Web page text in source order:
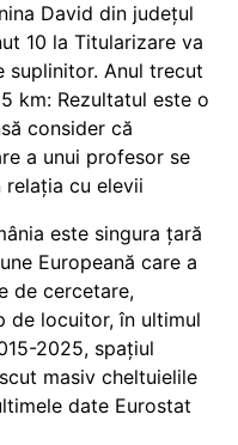
David din județul
10 la Titularizare va
suplinitor. Anul trecut
km: Rezultatul este o
consider că
a unui profesor se
relația cu elevii
este singura țară
Europeană care a
de cercetare,
de locuitor, în ultimul
2025, spațiul
masiv cheltuielile
date Eurostat